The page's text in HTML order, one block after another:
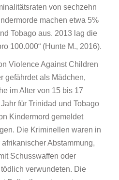
von sechzehn
machen etwa 5%
Tobago aus. 2013 lag die
100.000“ (Hunte M., 2016).
Violence Against Children
gefährdet als Mädchen,
im Alter von 15 bis 17
für Trinidad und Tobago
Kindermord gemeldet
Die Kriminellen waren in
Abstammung,
Schusswaffen oder
verwundeten. Die